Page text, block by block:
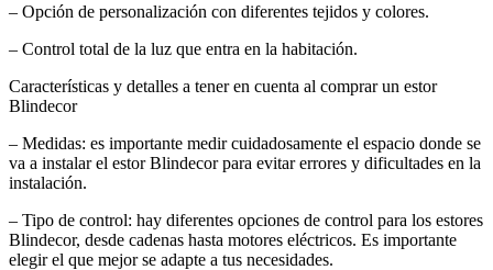
– Opción de personalización con diferentes tejidos y colores.
– Control total de la luz que entra en la habitación.
Características y detalles a tener en cuenta al comprar un estor
Blindecor
– Medidas: es importante medir cuidadosamente el espacio donde se
va a instalar el estor Blindecor para evitar errores y dificultades en la
instalación.
– Tipo de control: hay diferentes opciones de control para los estores
Blindecor, desde cadenas hasta motores eléctricos. Es importante
elegir el que mejor se adapte a tus necesidades.